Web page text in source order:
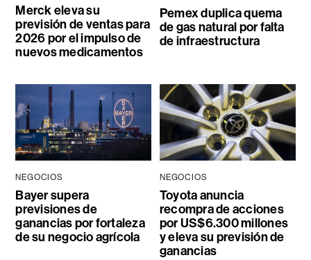
Merck eleva su
previsión de ventas para
2026 por el impulso de
nuevos medicamentos
Pemex duplica quema
de gas natural por falta
de infraestructura
NEGOCIOS
Bayer supera
previsiones de
ganancias por fortaleza
de su negocio agrícola
NEGOCIOS
Toyota anuncia
recompra de acciones
por US$6.300 millones
y eleva su previsión de
ganancias